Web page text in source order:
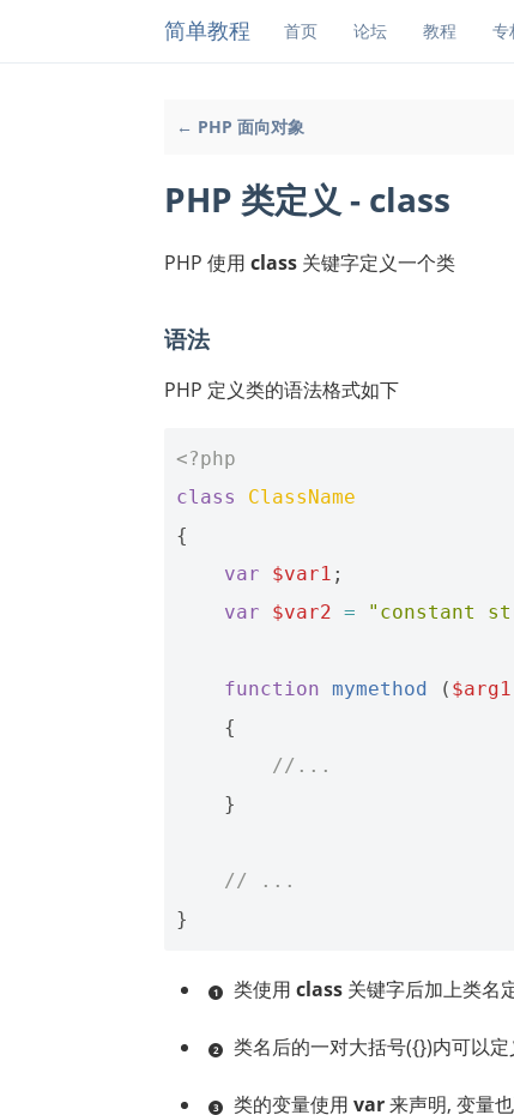
简单教程 首页 论坛 教程 专
← PHP 面向对象
PHP 类定义 - class
PHP 使用 class 关键字定义一个类
语法
PHP 定义类的语法格式如下
<?php
class
ClassName
{
var
$var1 ;
var
$var2 = "constant
function mymethod ( $arg1
{
//...
}
// ...
}
类使用 class 关键字后加上类名
类名后的一对大括号({})内可以
类的变量使用 var来声明, 变量